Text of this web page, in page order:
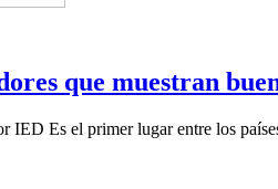
que muestran
IED Es el primer lugar entre los